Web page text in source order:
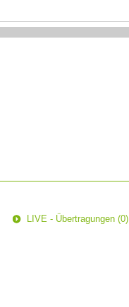
LIVE - Übertragungen (0)